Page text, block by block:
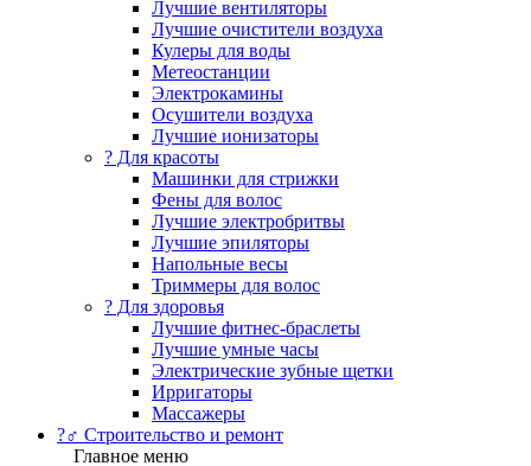
Лучшие вентиляторы
Лучшие очистители воздуха
Кулеры для воды
Метеостанции
Электрокамины
Осушители воздуха
Лучшие ионизаторы
? Для красоты
Машинки для стрижки
Фены для волос
Лучшие электробритвы
Лучшие эпиляторы
Напольные весы
Триммеры для волос
? Для здоровья
Лучшие фитнес-браслеты
Лучшие умные часы
Электрические зубные щетки
Ирригаторы
Массажеры
?‍♂️ Строительство и ремонт
Главное меню